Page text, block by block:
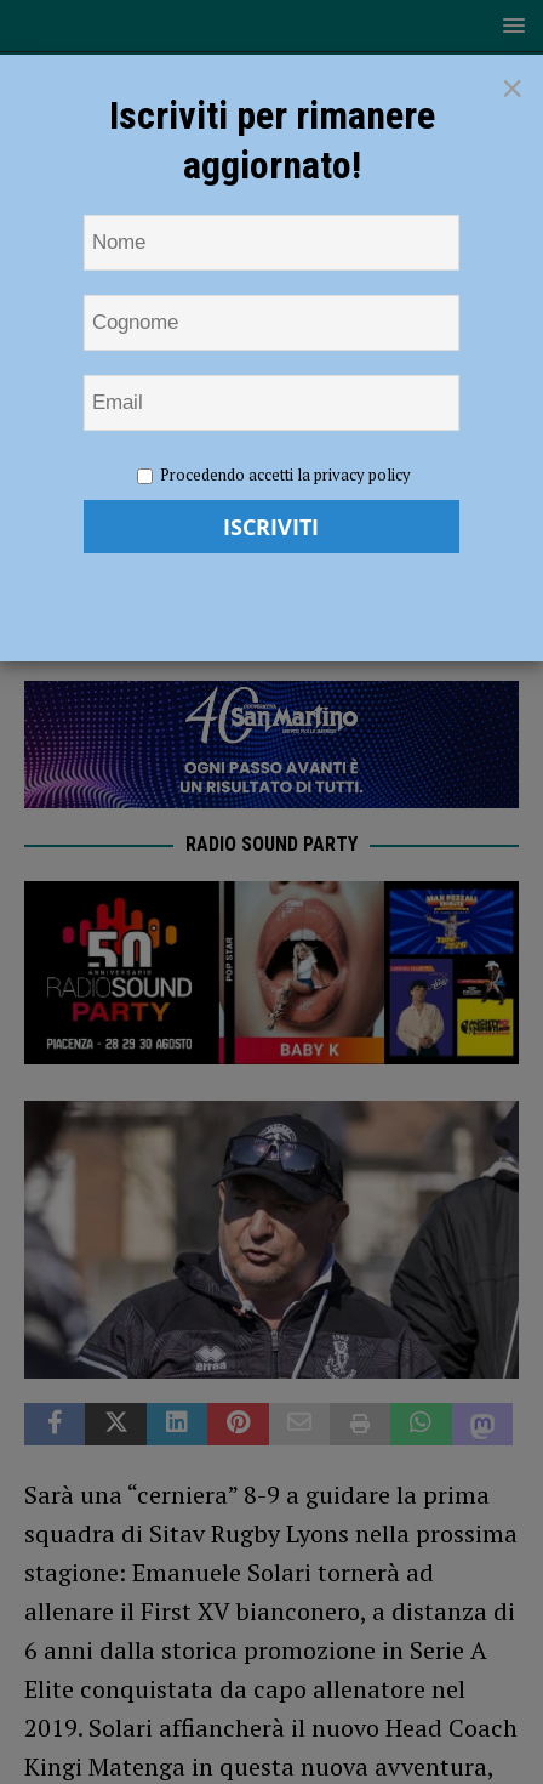
Matenga alla guida dei Lyons
Rugby – Emanuele Solari affianca Kingi
RADIO SOUND PARTY
Sarà una “cerniera” 8-9 a guidare la prima
squadra di Sitav Rugby Lyons nella prossima
stagione: Emanuele Solari tornerà ad
allenare il First XV bianconero, a distanza di
6 anni dalla storica promozione in Serie A
Elite conquistata da capo allenatore nel
2019. Solari affiancherà il nuovo Head Coach
Kingi Matenga in questa nuova avventura,
×
Iscriviti per rimanere
aggiornato!
Procedendo accetti la privacy policy